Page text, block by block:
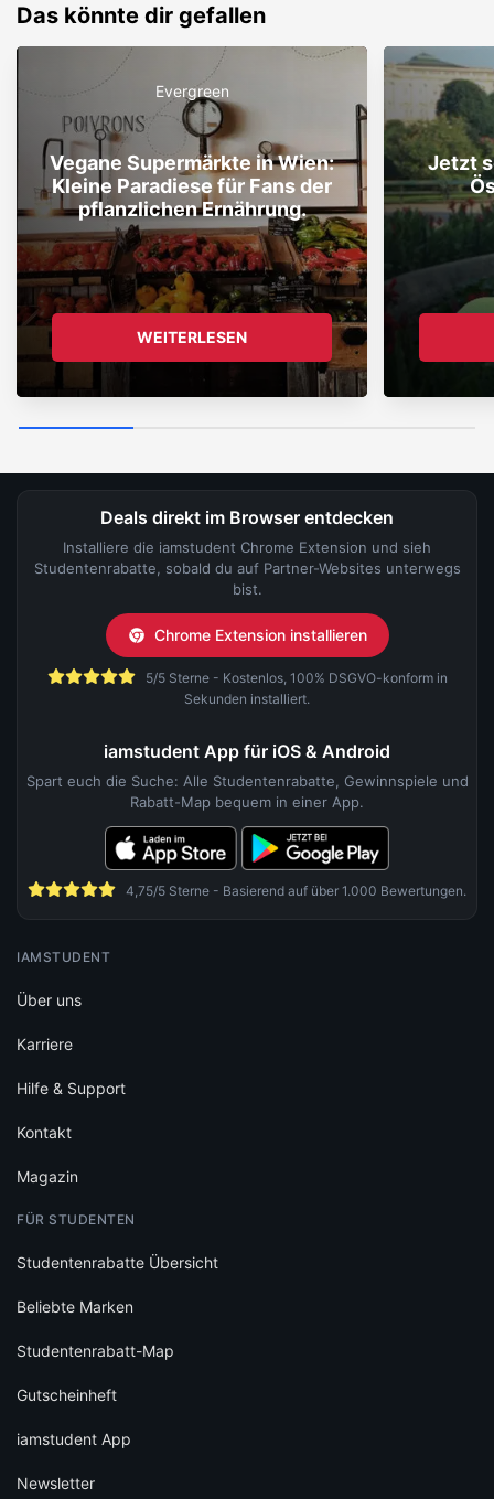
Das könnte dir gefallen
Evergreen
Vegane Supermärkte in Wien:
Kleine Paradiese für Fans der
pflanzlichen Ernährung.
WEITERLESEN
Jetzt
Deals direkt im Browser entdecken
Installiere die iamstudent Chrome Extension und sieh
Studentenrabatte, sobald du auf Partner-Websites unterwegs
bist.
Chrome Extension installieren
5/5 Sterne - Kostenlos, 100% DSGVO-konform in
Sekunden installiert.
iamstudent App für iOS & Android
Spart euch die Suche: Alle Studentenrabatte, Gewinnspiele und
Rabatt-Map bequem in einer App.
4,75/5 Sterne - Basierend auf über 1.000 Bewertungen.
IAMSTUDENT
Über uns
Karriere
Hilfe & Support
Kontakt
Magazin
FÜR STUDENTEN
Studentenrabatte Übersicht
Beliebte Marken
Studentenrabatt-Map
Gutscheinheft
iamstudent App
Newsletter